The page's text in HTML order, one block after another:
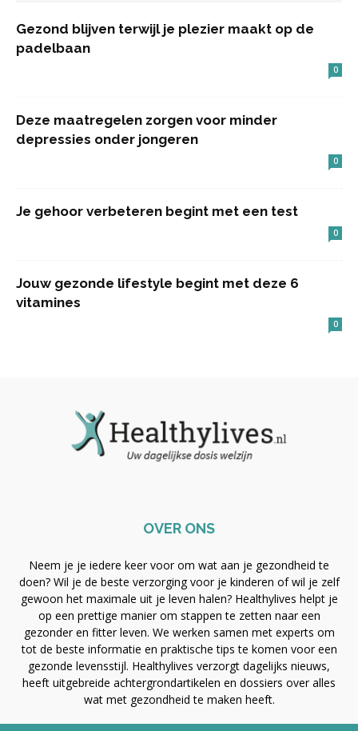
Gezond blijven terwijl je plezier maakt op de
padelbaan
0
Deze maatregelen zorgen voor minder
depressies onder jongeren
0
Je gehoor verbeteren begint met een test
0
Jouw gezonde lifestyle begint met deze 6
vitamines
0
OVER ONS
Neem je je iedere keer voor om wat aan je gezondheid te
doen? Wil je de beste verzorging voor je kinderen of wil je zelf
gewoon het maximale uit je leven halen? Healthylives helpt je
op een prettige manier om stappen te zetten naar een
gezonder en fitter leven. We werken samen met experts om
tot de beste informatie en praktische tips te komen voor een
gezonde levensstijl. Healthylives verzorgt dagelijks nieuws,
heeft uitgebreide achtergrondartikelen en dossiers over alles
wat met gezondheid te maken heeft.